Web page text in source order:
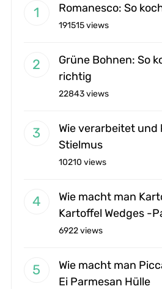
Romanesco: So
191515 views
Grüne Bohnen: So
richtig
22843 views
Wie verarbeitet und
Stielmus
10210 views
Wie macht man
Kartoffel Wedges -
6922 views
Wie macht man
Ei Parmesan Hülle